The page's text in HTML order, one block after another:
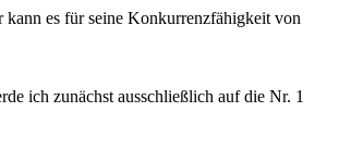
kann es für seine Konkurrenzfähigkeit von
ich zunächst ausschließlich auf die Nr. 1